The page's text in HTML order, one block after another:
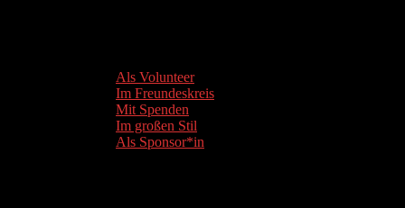
Als Volunteer
Im Freundeskreis
Mit Spenden
Im großen Stil
Als Sponsor*in